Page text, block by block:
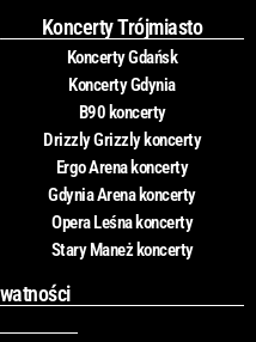
Koncerty Trójmiasto
Koncerty Gdańsk
Koncerty Gdynia
B90 koncerty
Drizzly Grizzly koncerty
Ergo Arena koncerty
Gdynia Arena koncerty
Opera Leśna koncerty
Stary Maneż koncerty